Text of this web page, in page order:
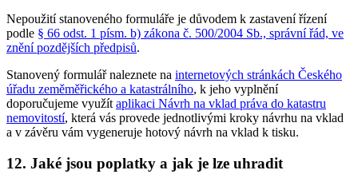
Nepoužití stanoveného formuláře je důvodem k zastavení řízení
podle § 66 odst. 1 písm. b) zákona č. 500/2004 Sb., správní řád, ve
znění pozdějších předpisů.
Stanovený formulář naleznete na internetových stránkách Českého
úřadu zeměměřického a katastrálního, k jeho vyplnění
doporučujeme využít aplikaci Návrh na vklad práva do katastru
nemovitostí, která vás provede jednotlivými kroky návrhu na vklad
a v závěru vám vygeneruje hotový návrh na vklad k tisku.
12. Jaké jsou poplatky a jak je lze uhradit